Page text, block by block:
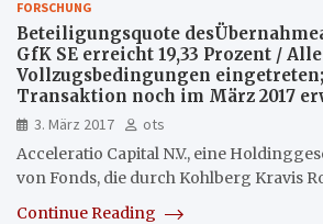
FORSCHUNG
Beteiligungsquote
GfK SE erreicht 19,33 Prozent / Alle
Vollzugsbedingungen
Transaktion noch im März 2017
3. März 2017
ots
Acceleratio Capital N.V., eine
von Fonds, die durch Kohlberg Kravis
Continue Reading